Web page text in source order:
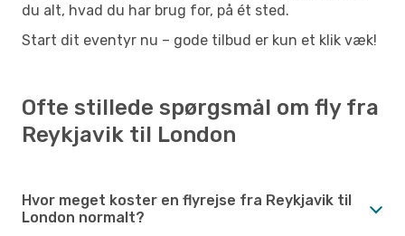
du alt, hvad du har brug for, på ét sted.
Start dit eventyr nu – gode tilbud er kun et klik væk!
Ofte stillede spørgsmål om fly fra
Reykjavik til London
Hvor meget koster en flyrejse fra Reykjavik til
London normalt?